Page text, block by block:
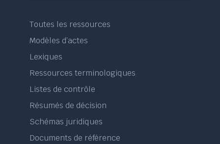
Toutes les ressources
Modèles d’actes
Lexiques
Ressources terminologiques
Listes de contrôle
Résumés de décision
Schémas juridiques
Documents de référence